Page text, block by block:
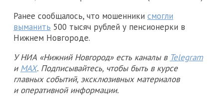
Ранее сообщалось, что мошенники смогли
выманить 500 тысяч рублей у пенсионерки в
Нижнем Новгороде.
У НИА «Нижний Новгород» есть каналы в Telegram
и MAX. Подписывайтесь, чтобы быть в курсе
главных событий, эксклюзивных материалов
и оперативной информации.